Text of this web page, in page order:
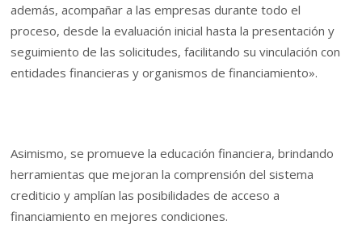
además, acompañar a las empresas durante todo el
proceso, desde la evaluación inicial hasta la presentación y
seguimiento de las solicitudes, facilitando su vinculación con
entidades financieras y organismos de financiamiento».
Asimismo, se promueve la educación financiera, brindando
herramientas que mejoran la comprensión del sistema
crediticio y amplían las posibilidades de acceso a
financiamiento en mejores condiciones.